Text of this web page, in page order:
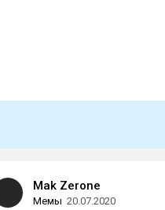
Mak Zerone
Мемы 20.07.2020